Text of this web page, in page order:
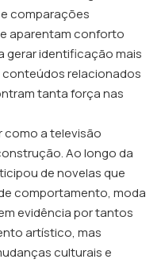
comparações
aparentam conforto
gerar identificação mais
conteúdos relacionados
tanta força nas
como a televisão
Ao longo da
de novelas que
comportamento, moda
evidência por tantos
artístico, mas
culturais e